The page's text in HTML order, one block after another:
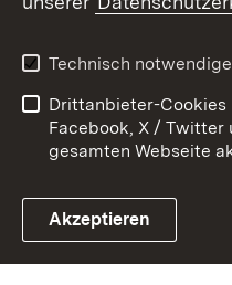
Link zum Landesportal
Barrierefreiheit
Impressum
Technisch
Drittanbieter-Cookies
Facebook, X / Twitter
gesamten Webseite
Akzeptieren